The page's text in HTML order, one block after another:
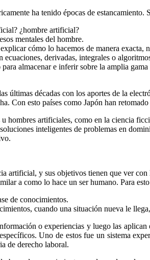
ha tenido épocas de estancamiento.
¿hombre artificial?
mentales del hombre.
cómo lo hacemos de manera exacta,
derivadas, integrales o
almacenar e inferir sobre la amplia
últimas décadas con los aportes de la
Con esto países como Japón han
hombres artificiales, como en la ciencia
inteligentes de problemas en
artificial, y sus objetivos tienen que ver
a como lo hace un ser humano. Para
de conocimientos.
cuando una situación nueva le
o experiencias y luego las
Uno de estos fue un sistema
de derecho laboral.